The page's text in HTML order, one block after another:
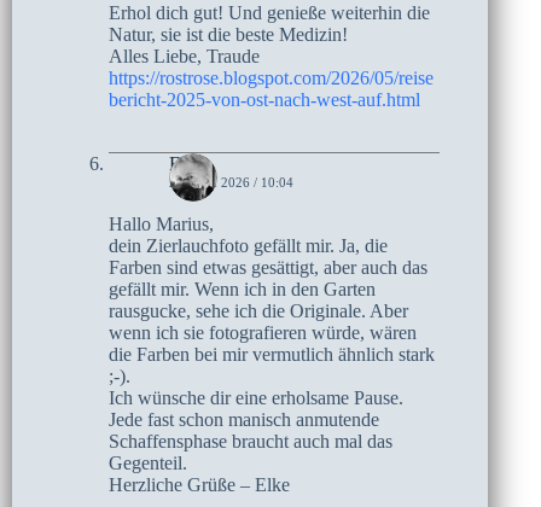
Erhol dich gut! Und genieße weiterhin die
Natur, sie ist die beste Medizin!
Alles Liebe, Traude
https://rostrose.blogspot.com/2026/05/reise
bericht-2025-von-ost-nach-west-auf.html
Elke
28. MAI 2026 / 10:04
Hallo Marius,
dein Zierlauchfoto gefällt mir. Ja, die
Farben sind etwas gesättigt, aber auch das
gefällt mir. Wenn ich in den Garten
rausgucke, sehe ich die Originale. Aber
wenn ich sie fotografieren würde, wären
die Farben bei mir vermutlich ähnlich stark
;-).
Ich wünsche dir eine erholsame Pause.
Jede fast schon manisch anmutende
Schaffensphase braucht auch mal das
Gegenteil.
Herzliche Grüße – Elke